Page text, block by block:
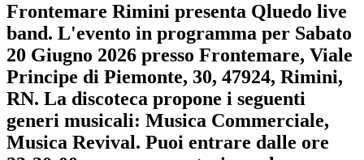
Frontemare Rimini presenta Qluedo live
band. L'evento in programma per Sabato
20 Giugno 2026 presso Frontemare, Viale
Principe di Piemonte, 30, 47924, Rimini,
RN. La discoteca propone i seguenti
generi musicali: Musica Commerciale,
Musica Revival. Puoi entrare dalle ore